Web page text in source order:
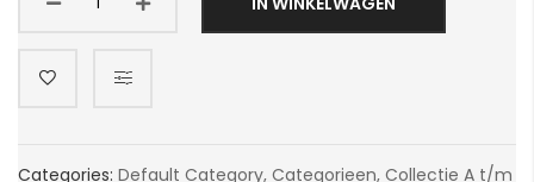
Categories: Default Category, Categorieen, Collectie A t/m